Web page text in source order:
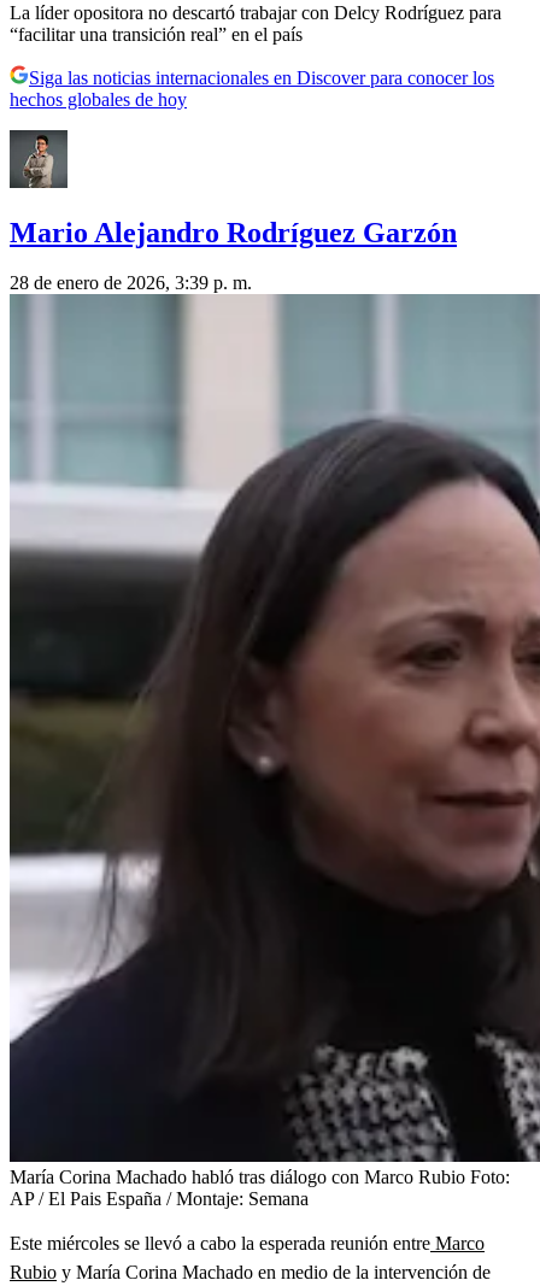
La líder opositora no descartó trabajar con Delcy Rodríguez para
“facilitar una transición real” en el país
Siga las noticias internacionales en Discover para conocer los
hechos globales de hoy
Mario Alejandro Rodríguez Garzón
28 de enero de 2026, 3:39 p. m.
María Corina Machado habló tras diálogo con Marco Rubio Foto:
AP / El Pais España / Montaje: Semana
Este miércoles se llevó a cabo la esperada reunión entre Marco
Rubio y María Corina Machado en medio de la intervención de